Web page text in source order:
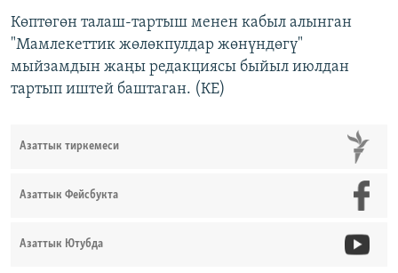
Көптөгөн талаш-тартыш менен кабыл алынган
"Мамлекеттик жөлөкпулдар жөнүндөгү"
мыйзамдын жаңы редакциясы быйыл июлдан
тартып иштей баштаган. (КЕ)
Азаттык тиркемеси
Азаттык Фейсбукта
Азаттык Ютубда